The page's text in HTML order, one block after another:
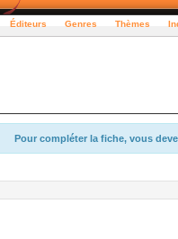
Éditeurs Genres Thèmes
Pour compléter la fiche, vous